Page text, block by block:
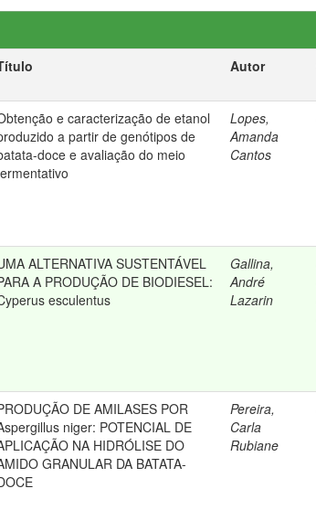
Autor
e caracterização de etanol
a partir de genótipos de
doce e avaliação do meio
Lopes,
Amanda
Cantos
ALTERNATIVA SUSTENTÁVEL
A PRODUÇÃO DE BIODIESEL:
esculentus
Gallina,
André
Lazarin
DE AMILASES POR
niger: POTENCIAL DE
NA HIDRÓLISE DO
GRANULAR DA BATATA-
Pereira,
Carla
Rubiane